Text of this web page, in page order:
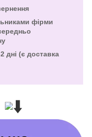
фірми
дні (є доставка